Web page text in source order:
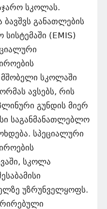
სკოლას.
განათლების
(EMIS)
სკოლაში
ავსებს, რის
გუნდის მიერ
საგანმანათლებლო
სპეციალური
სკოლა
უზრუნველყოფს.